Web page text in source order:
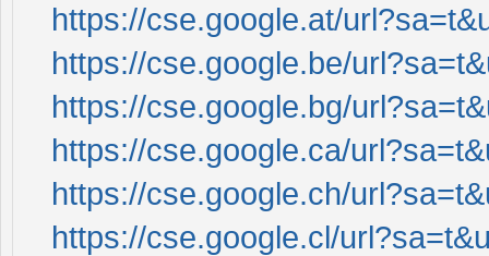
https://cse.google.at/
https://cse.google.be/
https://cse.google.bg/
https://cse.google.ca/
https://cse.google.ch/
https://cse.google.cl/